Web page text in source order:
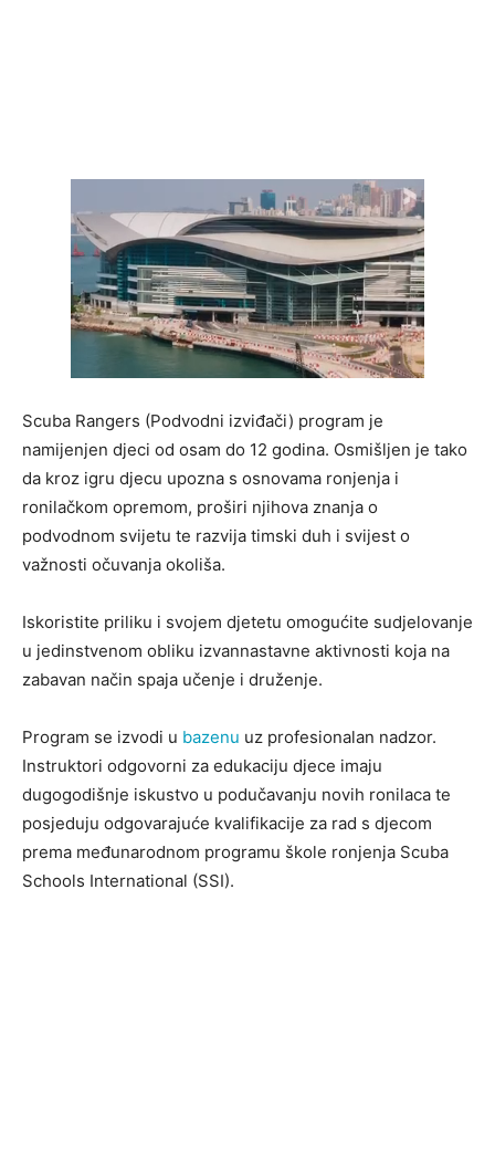
Scuba Rangers (Podvodni izviđači) program je
namijenjen djeci od osam do 12 godina. Osmišljen je tako
da kroz igru djecu upozna s osnovama ronjenja i
ronilačkom opremom, proširi njihova znanja o
podvodnom svijetu te razvija timski duh i svijest o
važnosti očuvanja okoliša.
Iskoristite priliku i svojem djetetu omogućite sudjelovanje
u jedinstvenom obliku izvannastavne aktivnosti koja na
zabavan način spaja učenje i druženje.
Program se izvodi u bazenu uz profesionalan nadzor.
Instruktori odgovorni za edukaciju djece imaju
dugogodišnje iskustvo u podučavanju novih ronilaca te
posjeduju odgovarajuće kvalifikacije za rad s djecom
prema međunarodnom programu škole ronjenja Scuba
Schools International (SSI).